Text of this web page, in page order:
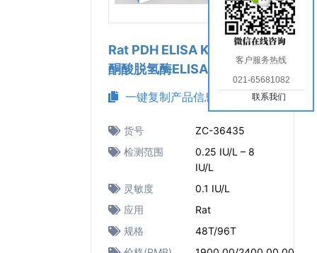
Rat PDH ELISA Kit（大鼠丙
酮酸脱氢酶ELISA试剂盒）
一键复制产品信息
货号
ZC-36435
检测范围
0.25 IU/L – 8
IU/L
灵敏度
0.1 IU/L
应用
Rat
规格
48T/96T
客户服务热线
021-65681082
联系我们